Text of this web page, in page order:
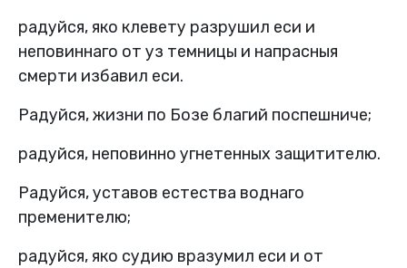
радуйся, яко клевету разрушил еси и
неповиннаго от уз темницы и напрасныя
смерти избавил еси.
Радуйся, жизни по Бозе благий поспешниче;
радуйся, неповинно угнетенных защитителю.
Радуйся, уставов естества воднаго
пременителю;
радуйся, яко судию вразумил еси и от